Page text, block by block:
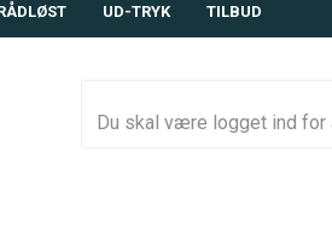
UD-TRYK TILBUD
Du skal være logget ind for